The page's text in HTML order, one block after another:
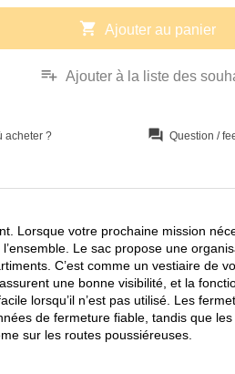
shopping_cart Ajouter au panier
playlist_add Ajouter à la liste des
acheter ? question_answer Question /
Lorsque votre prochaine mission
Le sac propose une
C’est comme un vestiaire de
une bonne visibilité, et la
lorsqu’il n’est pas utilisé. Les
de fermeture fiable, tandis que
sur les routes poussiéreuses.